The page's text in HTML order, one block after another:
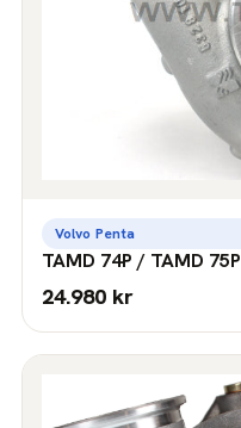
Volvo Penta
TAMD 74P / TAMD 75P
24.980 kr